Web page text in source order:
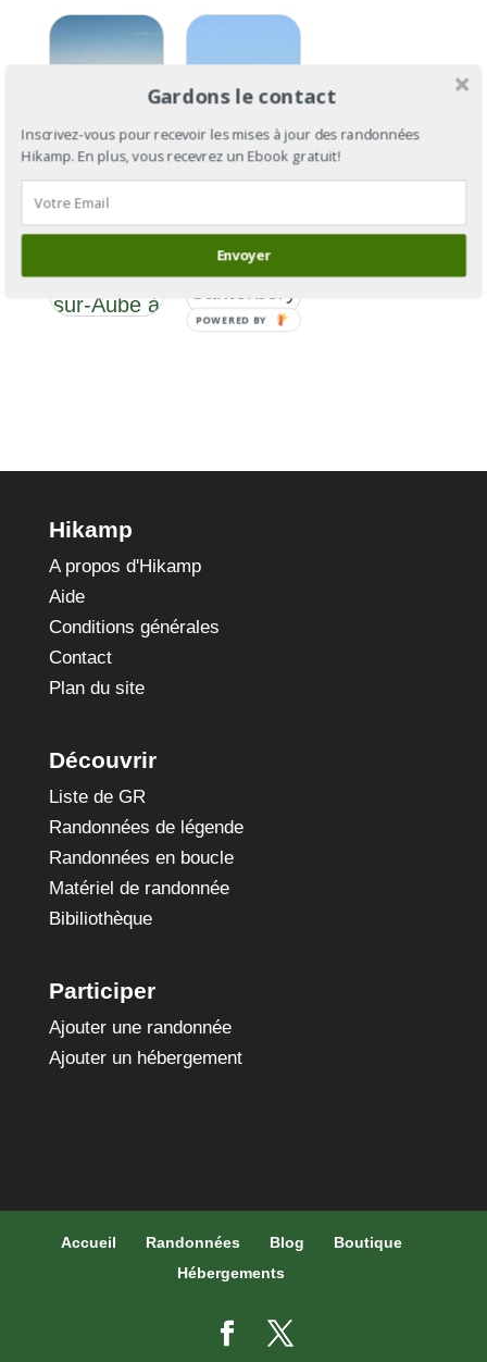
Via
Francigena
de Bar-
sur-Aube à
Francigena
: de
à Rome
Hikamp
A propos d'Hikamp
Aide
Conditions générales
Contact
Plan du site
Découvrir
Liste de GR
Randonnées de légende
Randonnées en boucle
Matériel de randonnée
Bibiliothèque
Participer
Ajouter une randonnée
Ajouter un hébergement
Accueil Randonnées Blog
Boutique
Hébergements
Gardons le contact
Inscrivez-vous pour recevoir les mises à jour des randonnées
Hikamp. En plus, vous recevrez un Ebook gratuit!
Envoyer
POWERED BY